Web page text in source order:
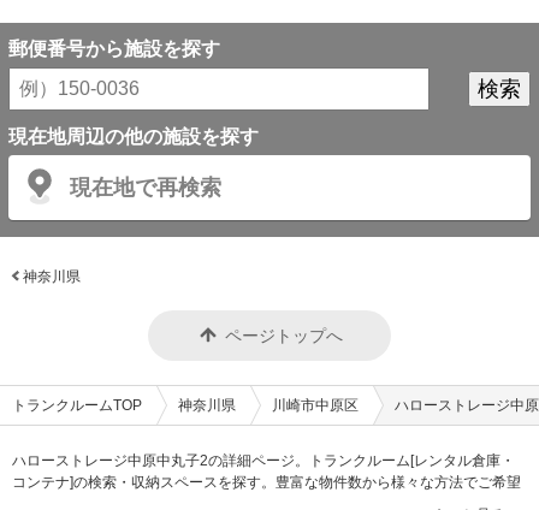
郵便番号から施設を探す
現在地周辺の他の施設を探す
現在地で再検索
神奈川県
ページトップへ
トランクルームTOP 神奈川県 川崎市中原区 ハローストレージ中
ハローストレージ中原中丸子2の詳細ページ。トランクルーム[レンタル倉庫・
コンテナ]の検索・収納スペースを探す。豊富な物件数から様々な方法でご希望
の収納スペースを簡単に探せるトランクルーム情報サイトです。ハローストレ